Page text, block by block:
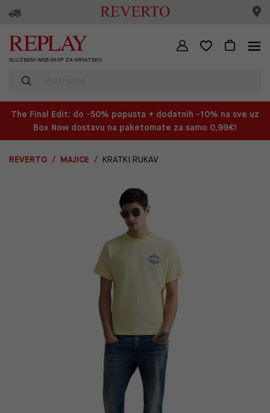
SLUŽBENI WEB SHOP ZA HRVATSKU
The Final Edit: do -50% popusta + dodatnih -10% na sve uz
Box Now dostavu na paketomate za samo 0,99€!
REVERTO MAJICE KRATKI RUKAV